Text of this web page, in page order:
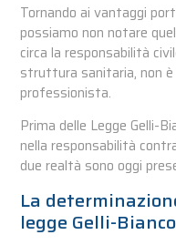
Tornando ai vantaggi
possiamo non notare
circa la responsabilità
struttura sanitaria, non
professionista.
Prima delle Legge Gelli-
nella responsabilità
due realtà sono oggi
La
legge Gelli-Bianco